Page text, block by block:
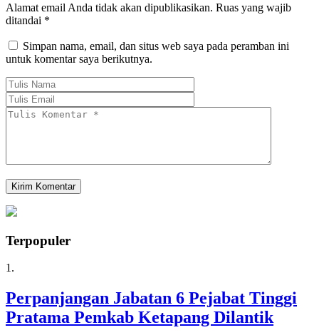
Alamat email Anda tidak akan dipublikasikan. Ruas yang wajib
ditandai *
Simpan nama, email, dan situs web saya pada peramban ini
untuk komentar saya berikutnya.
Terpopuler
1.
Perpanjangan Jabatan 6 Pejabat Tinggi
Pratama Pemkab Ketapang Dilantik